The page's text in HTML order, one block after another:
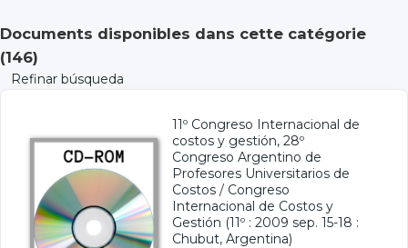
Documents disponibles dans cette catégorie
(146)
Refinar búsqueda
11º Congreso Internacional de
costos y gestión, 28º
Congreso Argentino de
Profesores Universitarios de
Costos / Congreso
Internacional de Costos y
Gestión (11º : 2009 sep. 15-18 :
Chubut, Argentina)